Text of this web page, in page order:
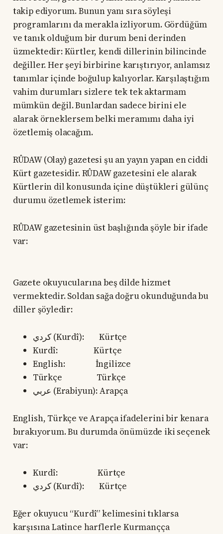
takip ediyorum. Bunun yanı sıra söyleşi
programlarını da merakla izliyorum. Gördüğüm
ve tanık olduğum bir durum beni derinden
üzmektedir: Kürtler, kendi dillerinin bilincinde
değiller. Her şeyi birbirine karıştırıyor, anlamsız
tanımlar içinde boğulup kalıyorlar. Karşılaştığım
vahim durumları sizlere tek tek aktarmam
mümkün değil. Bunlardan sadece birini ele
alarak örneklersem belki meramımı daha iyi
özetlemiş olacağım.
RÛDAW (Olay) gazetesi şu an yayın yapan en ciddi
Kürt gazetesidir. RÛDAW gazetesini ele alarak
Kürtlerin dil konusunda içine düştükleri gülünç
durumu özetlemek isterim:
RÛDAW gazetesinin üst başlığında şöyle bir ifade
var:
Gazete okuyucularına beş dilde hizmet
vermektedir. Soldan sağa doğru okunduğunda bu
diller şöyledir:
كردي (Kurdî): Kürtçe
Kurdî: Kürtçe
English: İngilizce
Türkçe Türkçe
عربي (Erabiyun): Arapça
English, Türkçe ve Arapça ifadelerini bir kenara
bırakıyorum. Bu durumda önümüzde iki seçenek
var:
Kurdî: Kürtçe
كردي (Kurdî): Kürtçe
Eğer okuyucu “Kurdî” kelimesini tıklarsa
karşısına Latince harflerle Kurmançça